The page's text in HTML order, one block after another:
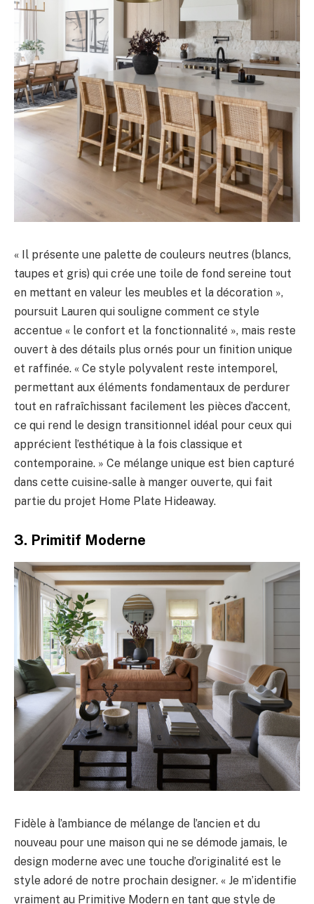
« Il présente une palette de couleurs neutres (blancs,
taupes et gris) qui crée une toile de fond sereine tout
en mettant en valeur les meubles et la décoration »,
poursuit Lauren qui souligne comment ce style
accentue « le confort et la fonctionnalité », mais reste
ouvert à des détails plus ornés pour un finition unique
et raffinée. « Ce style polyvalent reste intemporel,
permettant aux éléments fondamentaux de perdurer
tout en rafraîchissant facilement les pièces d’accent,
ce qui rend le design transitionnel idéal pour ceux qui
apprécient l’esthétique à la fois classique et
contemporaine. » Ce mélange unique est bien capturé
dans cette cuisine-salle à manger ouverte, qui fait
partie du projet Home Plate Hideaway.
3. Primitif Moderne
Fidèle à l’ambiance de mélange de l’ancien et du
nouveau pour une maison qui ne se démode jamais, le
design moderne avec une touche d’originalité est le
style adoré de notre prochain designer. « Je m’identifie
vraiment au Primitive Modern en tant que style de